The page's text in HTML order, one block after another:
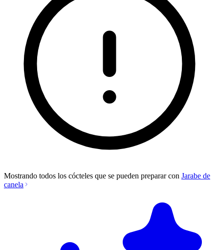
Mostrando todos los cócteles que se pueden preparar con Jarabe de
canela